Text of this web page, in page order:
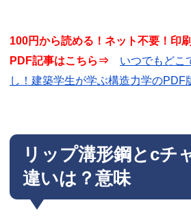
100円から読める！ネット不要！印
PDF記事はこちら⇒ いつでもどこ
し！建築学生が学ぶ構造力学のPDF
リップ溝形鋼とcチ
違いは？意味